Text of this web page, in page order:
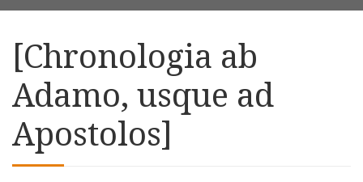
[Chronologia ab
Adamo, usque ad
Apostolos]